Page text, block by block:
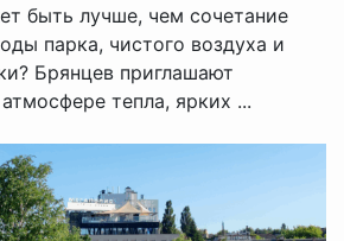
быть лучше, чем сочетание
парка, чистого воздуха и
Брянцев приглашают
тепла, ярких ...